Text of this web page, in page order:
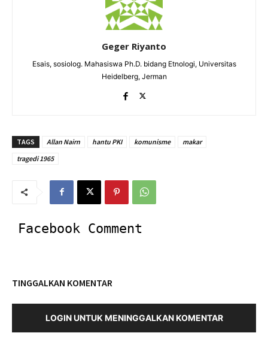
Geger Riyanto
Esais, sosiolog. Mahasiswa Ph.D. bidang Etnologi, Universitas
Heidelberg, Jerman
TAGS Allan Nairn hantu PKI komunisme
makar
tragedi 1965
Facebook Comment
TINGGALKAN KOMENTAR
LOGIN UNTUK MENINGGALKAN KOMENTAR